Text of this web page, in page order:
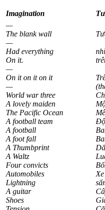
Imagination
—
The blank wall
—
Had everything
On it.
—
On it on it on it
—
World war three
A lovely maiden
The Pacific Ocean
A football team
A football
A foot fall
A Thumbprint
A Waltz
Four convicts
Automobiles
Lightning
A guitar
Shoes